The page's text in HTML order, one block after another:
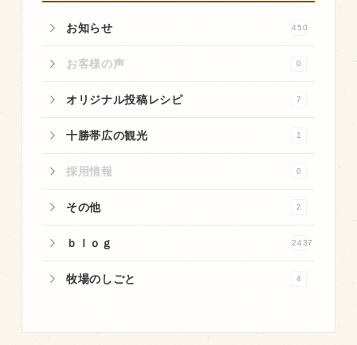
お知らせ 450
お客様の声 0
オリジナル投稿レシピ 7
十勝帯広の観光 1
採用情報 0
その他 2
ｂｌｏｇ 2437
牧場のしごと 4
豊西牛
厚切ステーキ
カルビ串
ハンバーグ
黒にんにく
豊西ソース
ギフト
取り扱い店
販売店
その他